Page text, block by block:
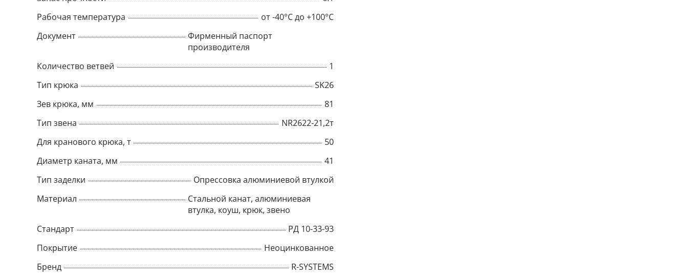
Рабочая температура
от -40°C до +100°C
Документ
Фирменный паспорт
производителя
Количество ветвей
1
Тип крюка
SK26
Зев крюка, мм
81
Тип звена
NR2622-21,2т
Для кранового крюка, т
50
Диаметр каната, мм
41
Тип заделки
Опрессовка алюминиевой втулкой
Материал
Стальной канат, алюминиевая
втулка, коуш, крюк, звено
Стандарт
РД 10-33-93
Покрытие
Неоцинкованное
Бренд
R-SYSTEMS
Popup
Title
Popup Content